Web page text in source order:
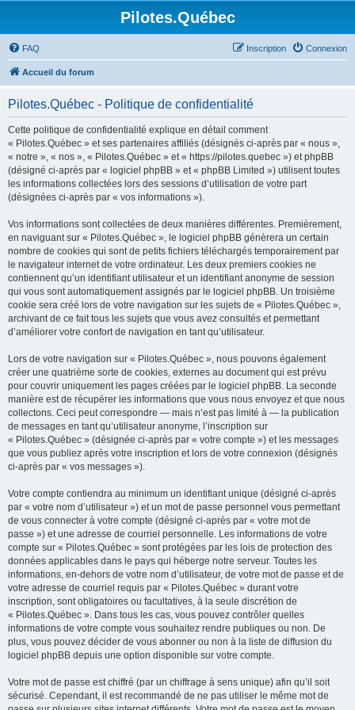
Pilotes.Québec
FAQ Connexion
Inscription
Accueil du forum
Pilotes.Québec - Politique de confidentialité
Cette politique de confidentialité explique en détail comment
« Pilotes.Québec » et ses partenaires affiliés (désignés ci-après par « nous »,
« notre », « nos », « Pilotes.Québec » et « https://pilotes.quebec ») et phpBB
(désigné ci-après par « logiciel phpBB » et « phpBB Limited ») utilisent toutes
les informations collectées lors des sessions d’utilisation de votre part
(désignées ci-après par « vos informations »).
Vos informations sont collectées de deux manières différentes. Premièrement,
en naviguant sur « Pilotes.Québec », le logiciel phpBB génèrera un certain
nombre de cookies qui sont de petits fichiers téléchargés temporairement par
le navigateur internet de votre ordinateur. Les deux premiers cookies ne
contiennent qu’un identifiant utilisateur et un identifiant anonyme de session
qui vous sont automatiquement assignés par le logiciel phpBB. Un troisième
cookie sera créé lors de votre navigation sur les sujets de « Pilotes.Québec »,
archivant de ce fait tous les sujets que vous avez consultés et permettant
d’améliorer votre confort de navigation en tant qu’utilisateur.
Lors de votre navigation sur « Pilotes.Québec », nous pouvons également
créer une quatrième sorte de cookies, externes au document qui est prévu
pour couvrir uniquement les pages créées par le logiciel phpBB. La seconde
manière est de récupérer les informations que vous nous envoyez et que nous
collectons. Ceci peut correspondre — mais n’est pas limité à — la publication
de messages en tant qu’utilisateur anonyme, l’inscription sur
« Pilotes.Québec » (désignée ci-après par « votre compte ») et les messages
que vous publiez après votre inscription et lors de votre connexion (désignés
ci-après par « vos messages »).
Votre compte contiendra au minimum un identifiant unique (désigné ci-après
par « votre nom d’utilisateur ») et un mot de passe personnel vous permettant
de vous connecter à votre compte (désigné ci-après par « votre mot de
passe ») et une adresse de courriel personnelle. Les informations de votre
compte sur « Pilotes.Québec » sont protégées par les lois de protection des
données applicables dans le pays qui héberge notre serveur. Toutes les
informations, en-dehors de votre nom d’utilisateur, de votre mot de passe et de
votre adresse de courriel requis par « Pilotes.Québec » durant votre
inscription, sont obligatoires ou facultatives, à la seule discrétion de
« Pilotes.Québec ». Dans tous les cas, vous pouvez contrôler quelles
informations de votre compte vous souhaitez rendre publiques ou non. De
plus, vous pouvez décider de vous abonner ou non à la liste de diffusion du
logiciel phpBB depuis une option disponible sur votre compte.
Votre mot de passe est chiffré (par un chiffrage à sens unique) afin qu’il soit
sécurisé. Cependant, il est recommandé de ne pas utiliser le même mot de